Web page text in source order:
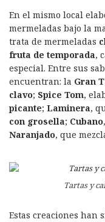
En el mismo local
mermeladas bajo la
trata de mermeladas
fruta de temporada,
especial. Entre sus
encuentran: la Gran
clavo; Spice Tom,
picante; Laminera,
con grosella; Cubano
Naranjado, que
Tartas y
Estas creaciones han